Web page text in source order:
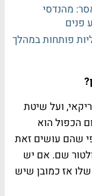
- 25 שנות מאסר: מהנדסי
פנים
פותחות במהלך
ועל שיטת
הכפול הוא
שהם עושים זאת
שם. אם יש
אז כמובן שיש